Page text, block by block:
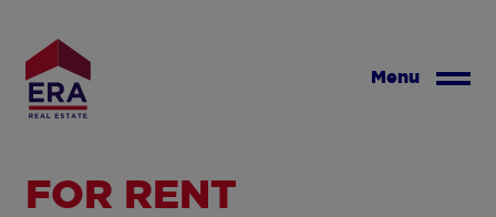
main
content
Menu
FOR RENT